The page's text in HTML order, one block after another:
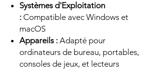
Systèmes d'Exploitation
: Compatible avec Windows et
macOS
Appareils : Adapté pour
ordinateurs de bureau, portables,
consoles de jeux, et lecteurs